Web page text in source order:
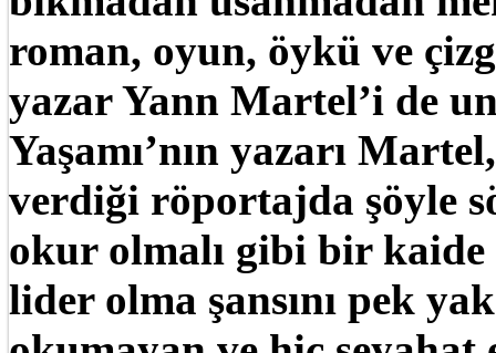
roman, oyun, öykü ve
yazar Yann Martel’i de
Yaşamı’nın yazarı
verdiği röportajda şöyle
okur olmalı gibi bir
lider olma şansını pek